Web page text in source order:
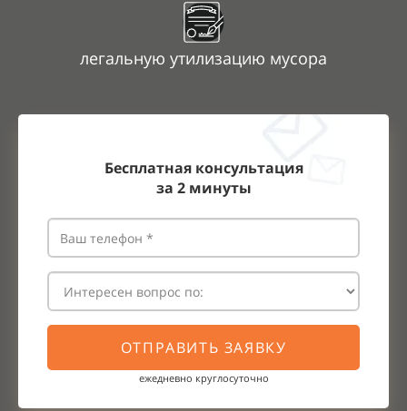
легальную утилизацию мусора
Бесплатная консультация
за 2 минуты
ОТПРАВИТЬ ЗАЯВКУ
ежедневно круглосуточно